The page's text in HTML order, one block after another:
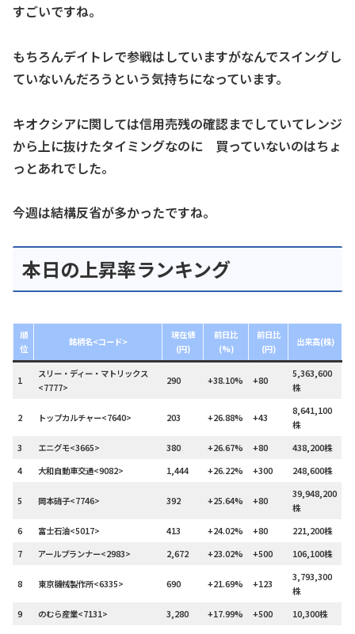
すごいですね。
もちろんデイトレで参戦はしていますがなんでスイングし
ていないんだろうという気持ちになっています。
キオクシアに関しては信用売残の確認までしていてレンジ
から上に抜けたタイミングなのに 買っていないのはちょ
っとあれでした。
今週は結構反省が多かったですね。
本日の上昇率ランキング
順
位
銘柄名<コード>
現在値
(円)
前日比
(%)
前日比
(円)
出来高(株)
1
スリー・ディー・マトリックス
<7777>
290 +38.10% +80
5,363,600
株
2 トップカルチャー<7640> 203 +26.88% +43
8,641,100
株
3
エニグモ<3665> 380 +26.67% +80
438,200株
4
大和自動車交通<9082> 1,444 +26.22% +300 248,600株
5 岡本硝子<7746> 392 +25.64% +80
39,948,200
株
6
富士石油<5017> 413 +24.02% +80
221,200株
7
アールプランナー<2983> 2,672 +23.02% +500 106,100株
8 東京機械製作所<6335> 690 +21.69% +123
3,793,300
株
9
のむら産業<7131> 3,280 +17.99% +500
10,300株